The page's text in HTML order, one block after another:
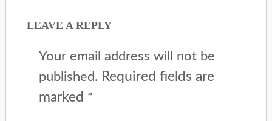
LEAVE A REPLY
Your email address will not be
published. Required fields are
marked *